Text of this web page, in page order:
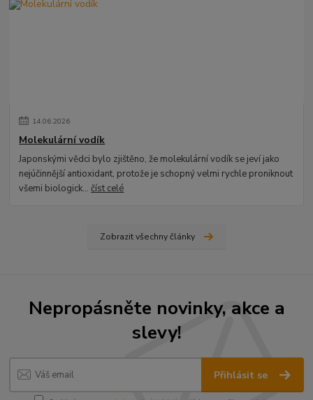
14.06.2026
Molekulární vodík
Japonskými vědci bylo zjištěno, že molekulární vodík se jeví jako
nejúčinnější antioxidant, protože je schopný velmi rychle proniknout
všemi biologick...číst celé
Zobrazit všechny články
Nepropásněte novinky, akce a
slevy!
Přihlásit se